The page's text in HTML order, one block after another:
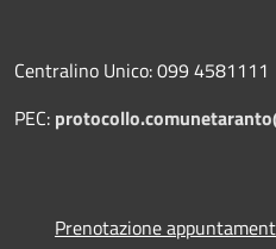
Centralino Unico: 099 4581111
PEC:
Prenotazione